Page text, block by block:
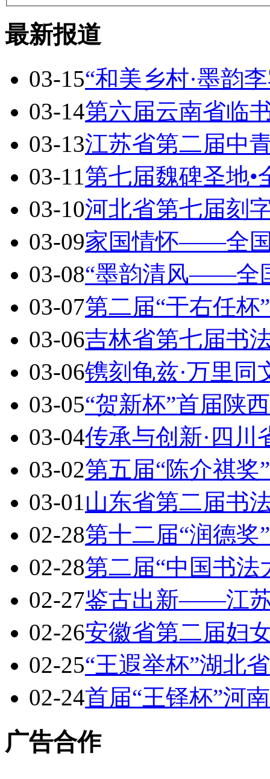
最新报道
03-15“和美乡村·墨韵
03-14第六届云南省临
03-13江苏省第二届中
03-11第七届魏碑圣地•
03-10河北省第七届刻
03-09家国情怀——全
03-08“墨韵清风——全
03-07第二届“于右任
03-06吉林省第七届书
03-06镌刻龟兹·万里
03-05“贺新杯”首届陕
03-04传承与创新·四
03-02第五届“陈介祺
03-01山东省第二届书
02-28第十二届“润德
02-28第二届“中国书
02-27鉴古出新——江
02-26安徽省第二届妇
02-25“王遐举杯”湖北
02-24首届“王铎杯”河
广告合作